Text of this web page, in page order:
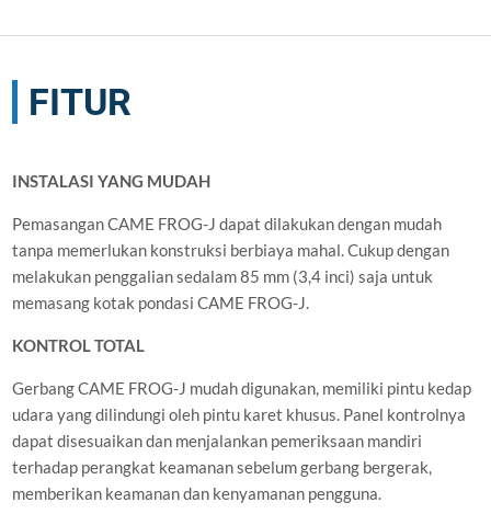
FITUR
INSTALASI YANG MUDAH
Pemasangan CAME FROG-J dapat dilakukan dengan mudah
tanpa memerlukan konstruksi berbiaya mahal. Cukup dengan
melakukan penggalian sedalam 85 mm (3,4 inci) saja untuk
memasang kotak pondasi CAME FROG-J.
KONTROL TOTAL
Gerbang CAME FROG-J mudah digunakan, memiliki pintu kedap
udara yang dilindungi oleh pintu karet khusus. Panel kontrolnya
dapat disesuaikan dan menjalankan pemeriksaan mandiri
terhadap perangkat keamanan sebelum gerbang bergerak,
memberikan keamanan dan kenyamanan pengguna.